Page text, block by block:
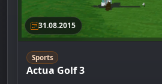
31.08.2015
Sports
Actua Golf 3